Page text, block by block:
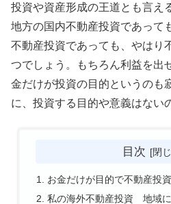
投資や資産形成の王道とも言え
地方の国内不動産投資であって
不動産投資であっても、やはり
つでしょう。もちろん利益を出
金だけが投資の目的というのも
に、投資する目的や意義はない
目次
お金だけが目的で不動産投
私の海外不動産投資 地域